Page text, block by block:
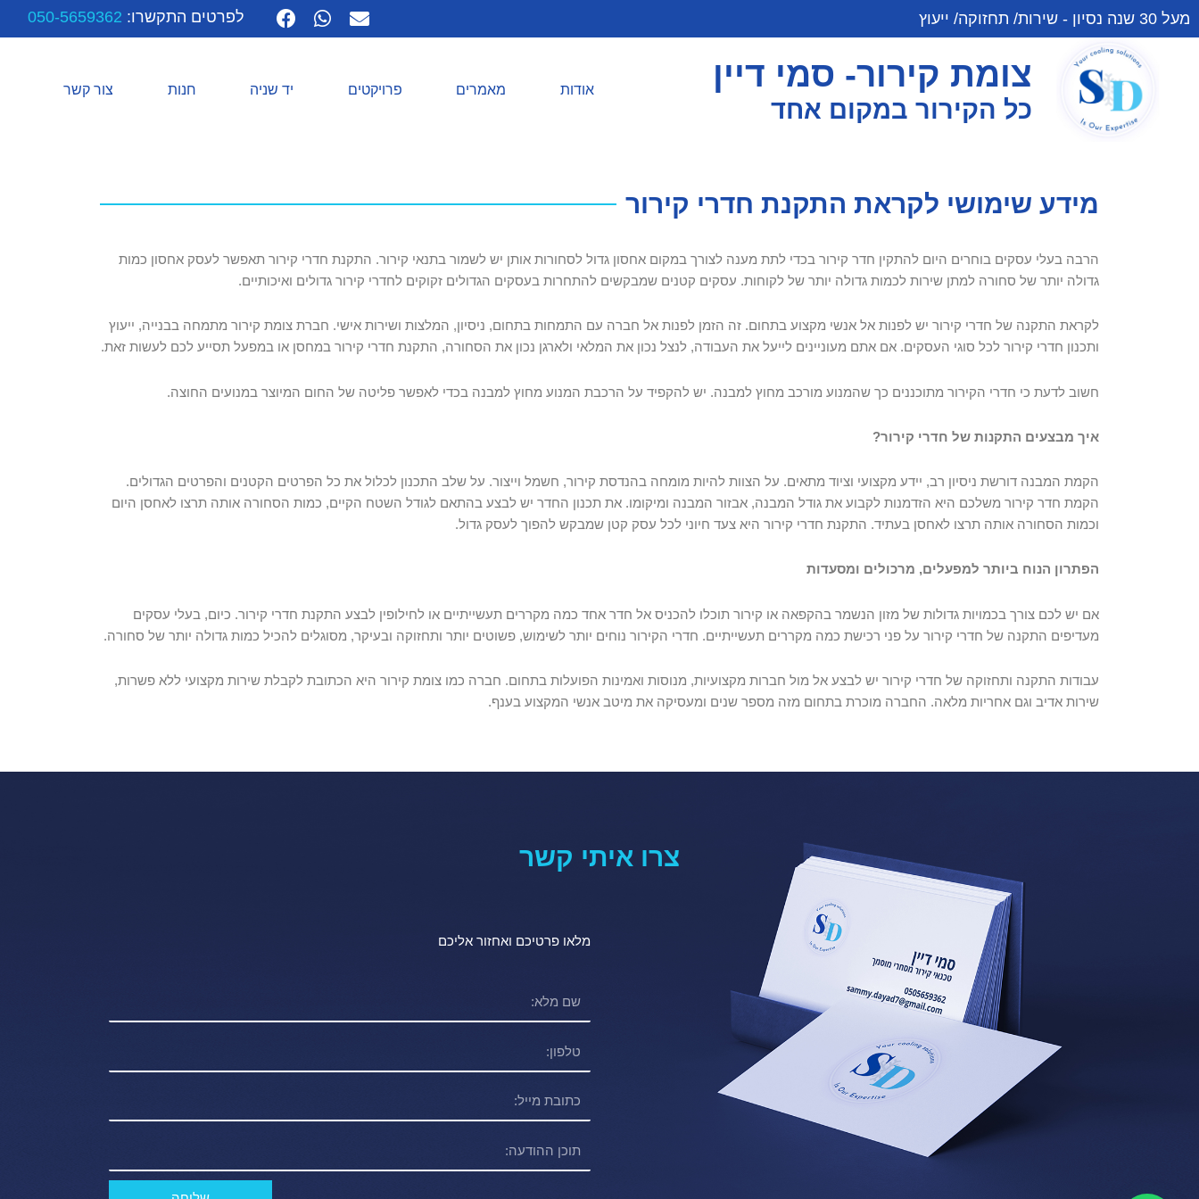
מעל 30 שנה נסיון - שירות/ תחזוקה/ ייעוץ לפרטים התקשרו: 050-5659362
צומת קירור- סמי דיין
כל הקירור במקום אחד
אודות מאמרים פרויקטים יד שניה חנות צור קשר
מידע שימושי לקראת התקנת חדרי קירור
הרבה בעלי עסקים בוחרים היום להתקין חדר קירור בכדי לתת מענה לצורך במקום אחסון גדול לסחורות אותן יש לשמור בתנאי קירור. התקנת חדרי קירור תאפשר לעסק אחסון כמות
גדולה יותר של סחורה למתן שירות לכמות גדולה יותר של לקוחות. עסקים קטנים שמבקשים להתחרות בעסקים הגדולים זקוקים לחדרי קירור גדולים ואיכותיים.
לקראת התקנה של חדרי קירור יש לפנות אל אנשי מקצוע בתחום. זה הזמן לפנות אל חברה עם התמחות בתחום, ניסיון, המלצות ושירות אישי. חברת צומת קירור מתמחה בבנייה, ייעוץ
ותכנון חדרי קירור לכל סוגי העסקים. אם אתם מעוניינים לייעל את העבודה, לנצל נכון את המלאי ולארגן נכון את הסחורה, התקנת חדרי קירור במחסן או במפעל תסייע לכם לעשות זאת.
חשוב לדעת כי חדרי הקירור מתוכננים כך שהמנוע מורכב מחוץ למבנה. יש להקפיד על הרכבת המנוע מחוץ למבנה בכדי לאפשר פליטה של החום המיוצר במנועים החוצה.
איך מבצעים התקנות של חדרי קירור?
הקמת המבנה דורשת ניסיון רב, יידע מקצועי וציוד מתאים. על הצוות להיות מומחה בהנדסת קירור, חשמל וייצור. על שלב התכנון לכלול את כל הפרטים הקטנים והפרטים הגדולים.
הקמת חדר קירור משלכם היא הזדמנות לקבוע את גודל המבנה, אבזור המבנה ומיקומו. את תכנון החדר יש לבצע בהתאם לגודל השטח הקיים, כמות הסחורה אותה תרצו לאחסן היום
וכמות הסחורה אותה תרצו לאחסן בעתיד. התקנת חדרי קירור היא צעד חיוני לכל עסק קטן שמבקש להפוך לעסק גדול.
הפתרון הנוח ביותר למפעלים, מרכולים ומסעדות
אם יש לכם צורך בכמויות גדולות של מזון הנשמר בהקפאה או קירור תוכלו להכניס אל חדר אחד כמה מקררים תעשייתיים או לחילופין לבצע התקנת חדרי קירור. כיום, בעלי עסקים
מעדיפים התקנה של חדרי קירור על פני רכישת כמה מקררים תעשייתיים. חדרי הקירור נוחים יותר לשימוש, פשוטים יותר ותחזוקה ובעיקר, מסוגלים להכיל כמות גדולה יותר של סחורה.
עבודות התקנה ותחזוקה של חדרי קירור יש לבצע אל מול חברות מקצועיות, מנוסות ואמינות הפועלות בתחום. חברה כמו צומת קירור היא הכתובת לקבלת שירות מקצועי ללא פשרות,
שירות אדיב וגם אחריות מלאה. החברה מוכרת בתחום מזה מספר שנים ומעסיקה את מיטב אנשי המקצוע בענף.
צרו איתי קשר
מלאו פרטיכם ואחזור אליכם